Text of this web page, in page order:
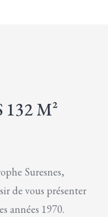
M²
Suresnes,
de vous présenter
années 1970.